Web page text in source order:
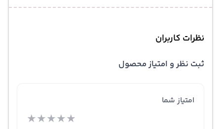
نظرات کاربران
ثبت نظر و امتیاز محصول
امتیاز شما
★★★★★